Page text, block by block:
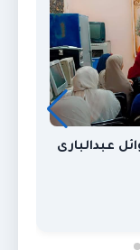
عبدالبارى